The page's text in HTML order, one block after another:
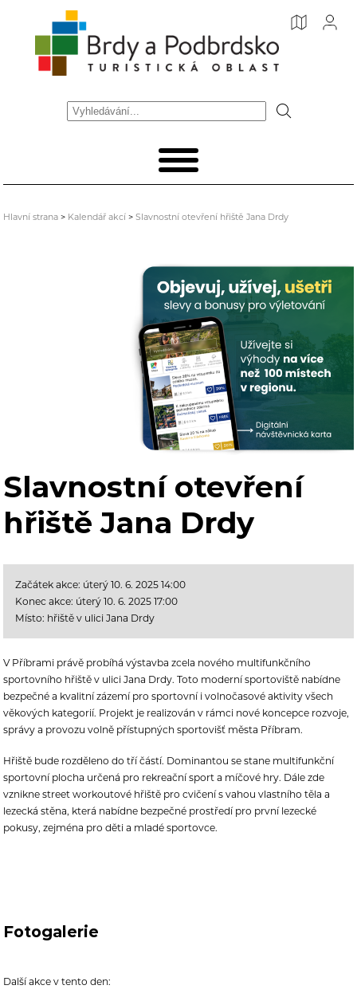
Hlavní strana > Kalendář akcí >Slavnostní otevření hřiště Jana Drdy
Slavnostní otevření
hřiště Jana Drdy
Začátek akce: úterý 10. 6. 2025 14:00
Konec akce: úterý 10. 6. 2025 17:00
Místo: hřiště v ulici Jana Drdy
V Příbrami právě probíhá výstavba zcela nového multifunkčního
sportovního hřiště v ulici Jana Drdy. Toto moderní sportoviště nabídne
bezpečné a kvalitní zázemí pro sportovní i volnočasové aktivity všech
věkových kategorií. Projekt je realizován v rámci nové koncepce rozvoje,
správy a provozu volně přístupných sportovišť města Příbram.
Hřiště bude rozděleno do tří částí. Dominantou se stane multifunkční
sportovní plocha určená pro rekreační sport a míčové hry. Dále zde
vznikne street workoutové hřiště pro cvičení s vahou vlastního těla a
lezecká stěna, která nabídne bezpečné prostředí pro první lezecké
pokusy, zejména pro děti a mladé sportovce.
Fotogalerie
Další akce v tento den: